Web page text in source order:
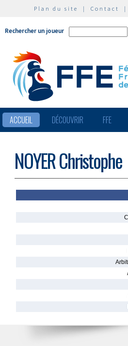
Plan du site | Contact |
Rechercher un joueur
ACCUEIL DÉCOUVRIR FFE
NOYER Christophe